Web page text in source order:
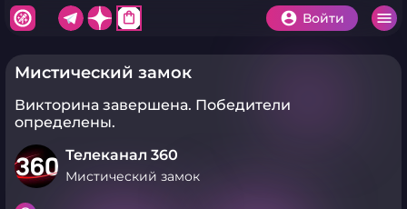
shopping_bag Войти
Мистический замок
Викторина завершена. Победители
определены.
Телеканал 360
Мистический замок